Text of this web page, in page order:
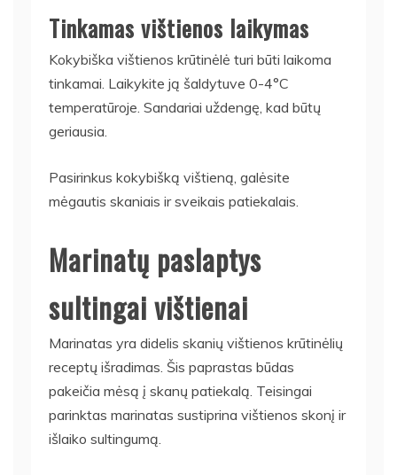
Tinkamas vištienos laikymas
Kokybiška vištienos krūtinėlė turi būti laikoma
tinkamai. Laikykite ją šaldytuve 0-4°C
temperatūroje. Sandariai uždengę, kad būtų
geriausia.
Pasirinkus kokybišką vištieną, galėsite
mėgautis skaniais ir sveikais patiekalais.
Marinatų paslaptys
sultingai vištienai
Marinatas yra didelis skanių vištienos krūtinėlių
receptų išradimas. Šis paprastas būdas
pakeičia mėsą į skanų patiekalą. Teisingai
parinktas marinatas sustiprina vištienos skonį ir
išlaiko sultingumą.